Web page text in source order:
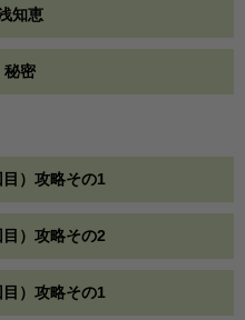
知恵
秘密
）攻略その1
）攻略その2
）攻略その1